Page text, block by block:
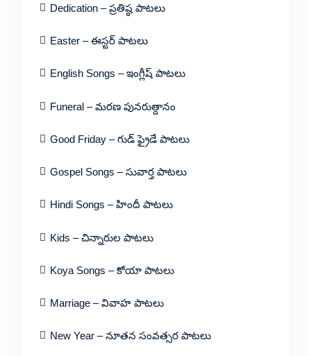
Dedication – ప్రతిష్ఠ పాటలు
Easter – ఈస్టర్ పాటలు
English Songs – ఇంగ్లీష్ పాటలు
Funeral – మరణ పునరుత్దానం
Good Friday – గుడ్ ఫ్రైడే పాటలు
Gospel Songs – సువార్త పాటలు
Hindi Songs – హిందీ పాటలు
Kids – చిన్నారుల పాటలు
Koya Songs – కోయా పాటలు
Marriage – వివాహ పాటలు
New Year – నూతన సంవత్సర పాటలు